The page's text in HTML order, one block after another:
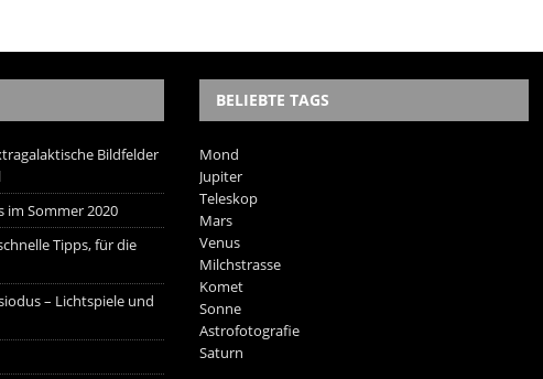
Bildfelder
Sommer 2020
Tipps, für die
– Lichtspiele und
BELIEBTE TAGS
Mond
Jupiter
Teleskop
Mars
Venus
Milchstrasse
Komet
Sonne
Astrofotografie
Saturn